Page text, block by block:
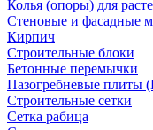
Колья (опоры) для
Стеновые и фасадные
Кирпич
Строительные блоки
Бетонные перемычки
Пазогребневые плиты
Строительные сетки
Сетка рабица